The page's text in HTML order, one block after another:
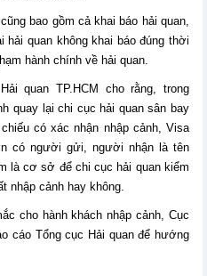
bao gồm cả khai báo hải quan,
quan không khai báo đúng thời
hành chính về hải quan.
quan TP.HCM cho rằng, trong
quay lại chi cục hải quan sân bay
có xác nhận nhập cảnh, Visa
có người gửi, người nhận là tên
là cơ sở để chi cục hải quan kiểm
nhập cảnh hay không.
cho hành khách nhập cảnh, Cục
cáo Tổng cục Hải quan để hướng